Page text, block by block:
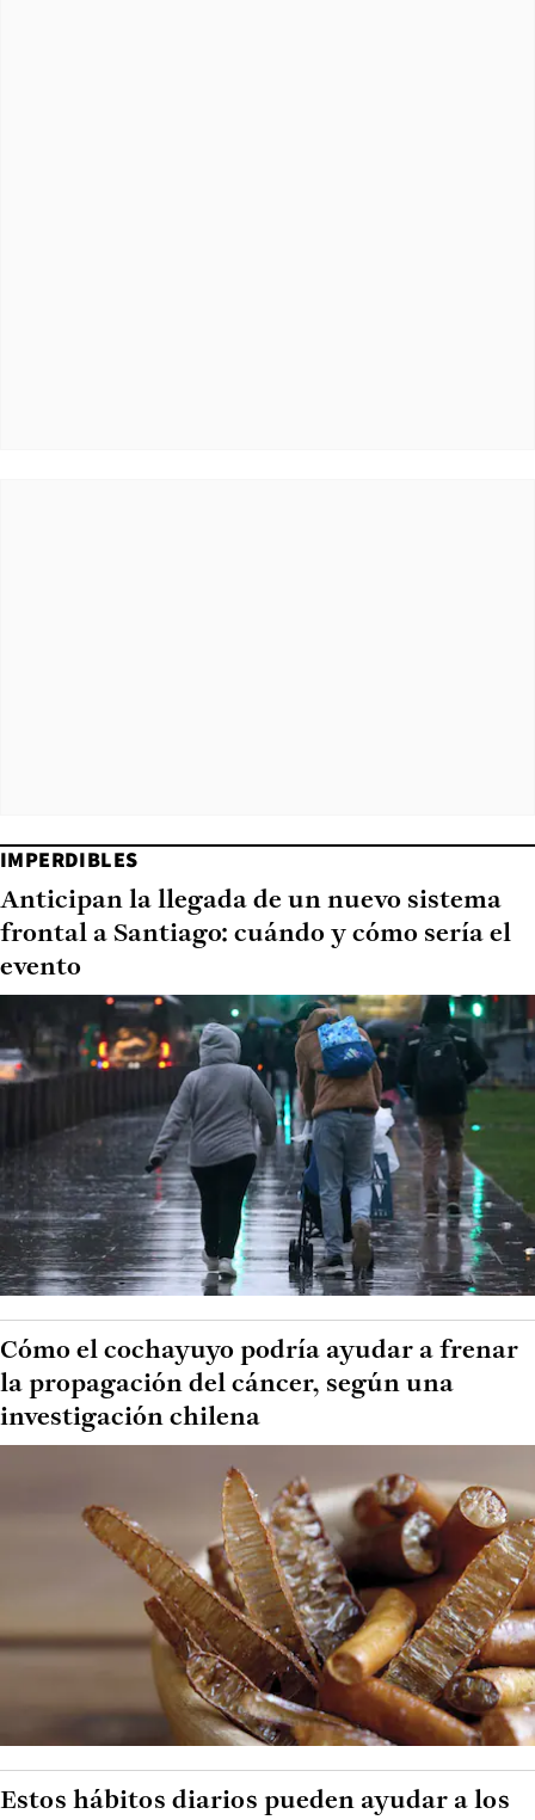
IMPERDIBLES
Anticipan la llegada de un nuevo sistema
frontal a Santiago: cuándo y cómo sería el
evento
Cómo el cochayuyo podría ayudar a frenar
la propagación del cáncer, según una
investigación chilena
Estos hábitos diarios pueden ayudar a los